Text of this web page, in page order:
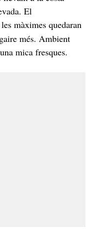
El
màximes quedaran
més. Ambient
mica fresques.